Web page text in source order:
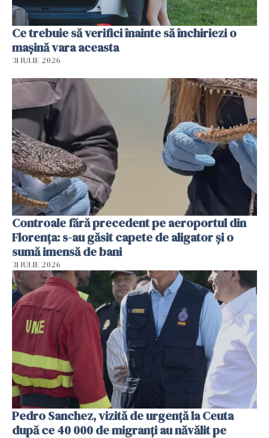
Ce trebuie să verifici înainte să închiriezi o
mașină vara aceasta
31 IULIE 2026
Controale fără precedent pe aeroportul din
Florența: s-au găsit capete de aligator și o
sumă imensă de bani
31 IULIE 2026
Pedro Sanchez, vizită de urgență la Ceuta
după ce 40 000 de migranți au năvălit pe